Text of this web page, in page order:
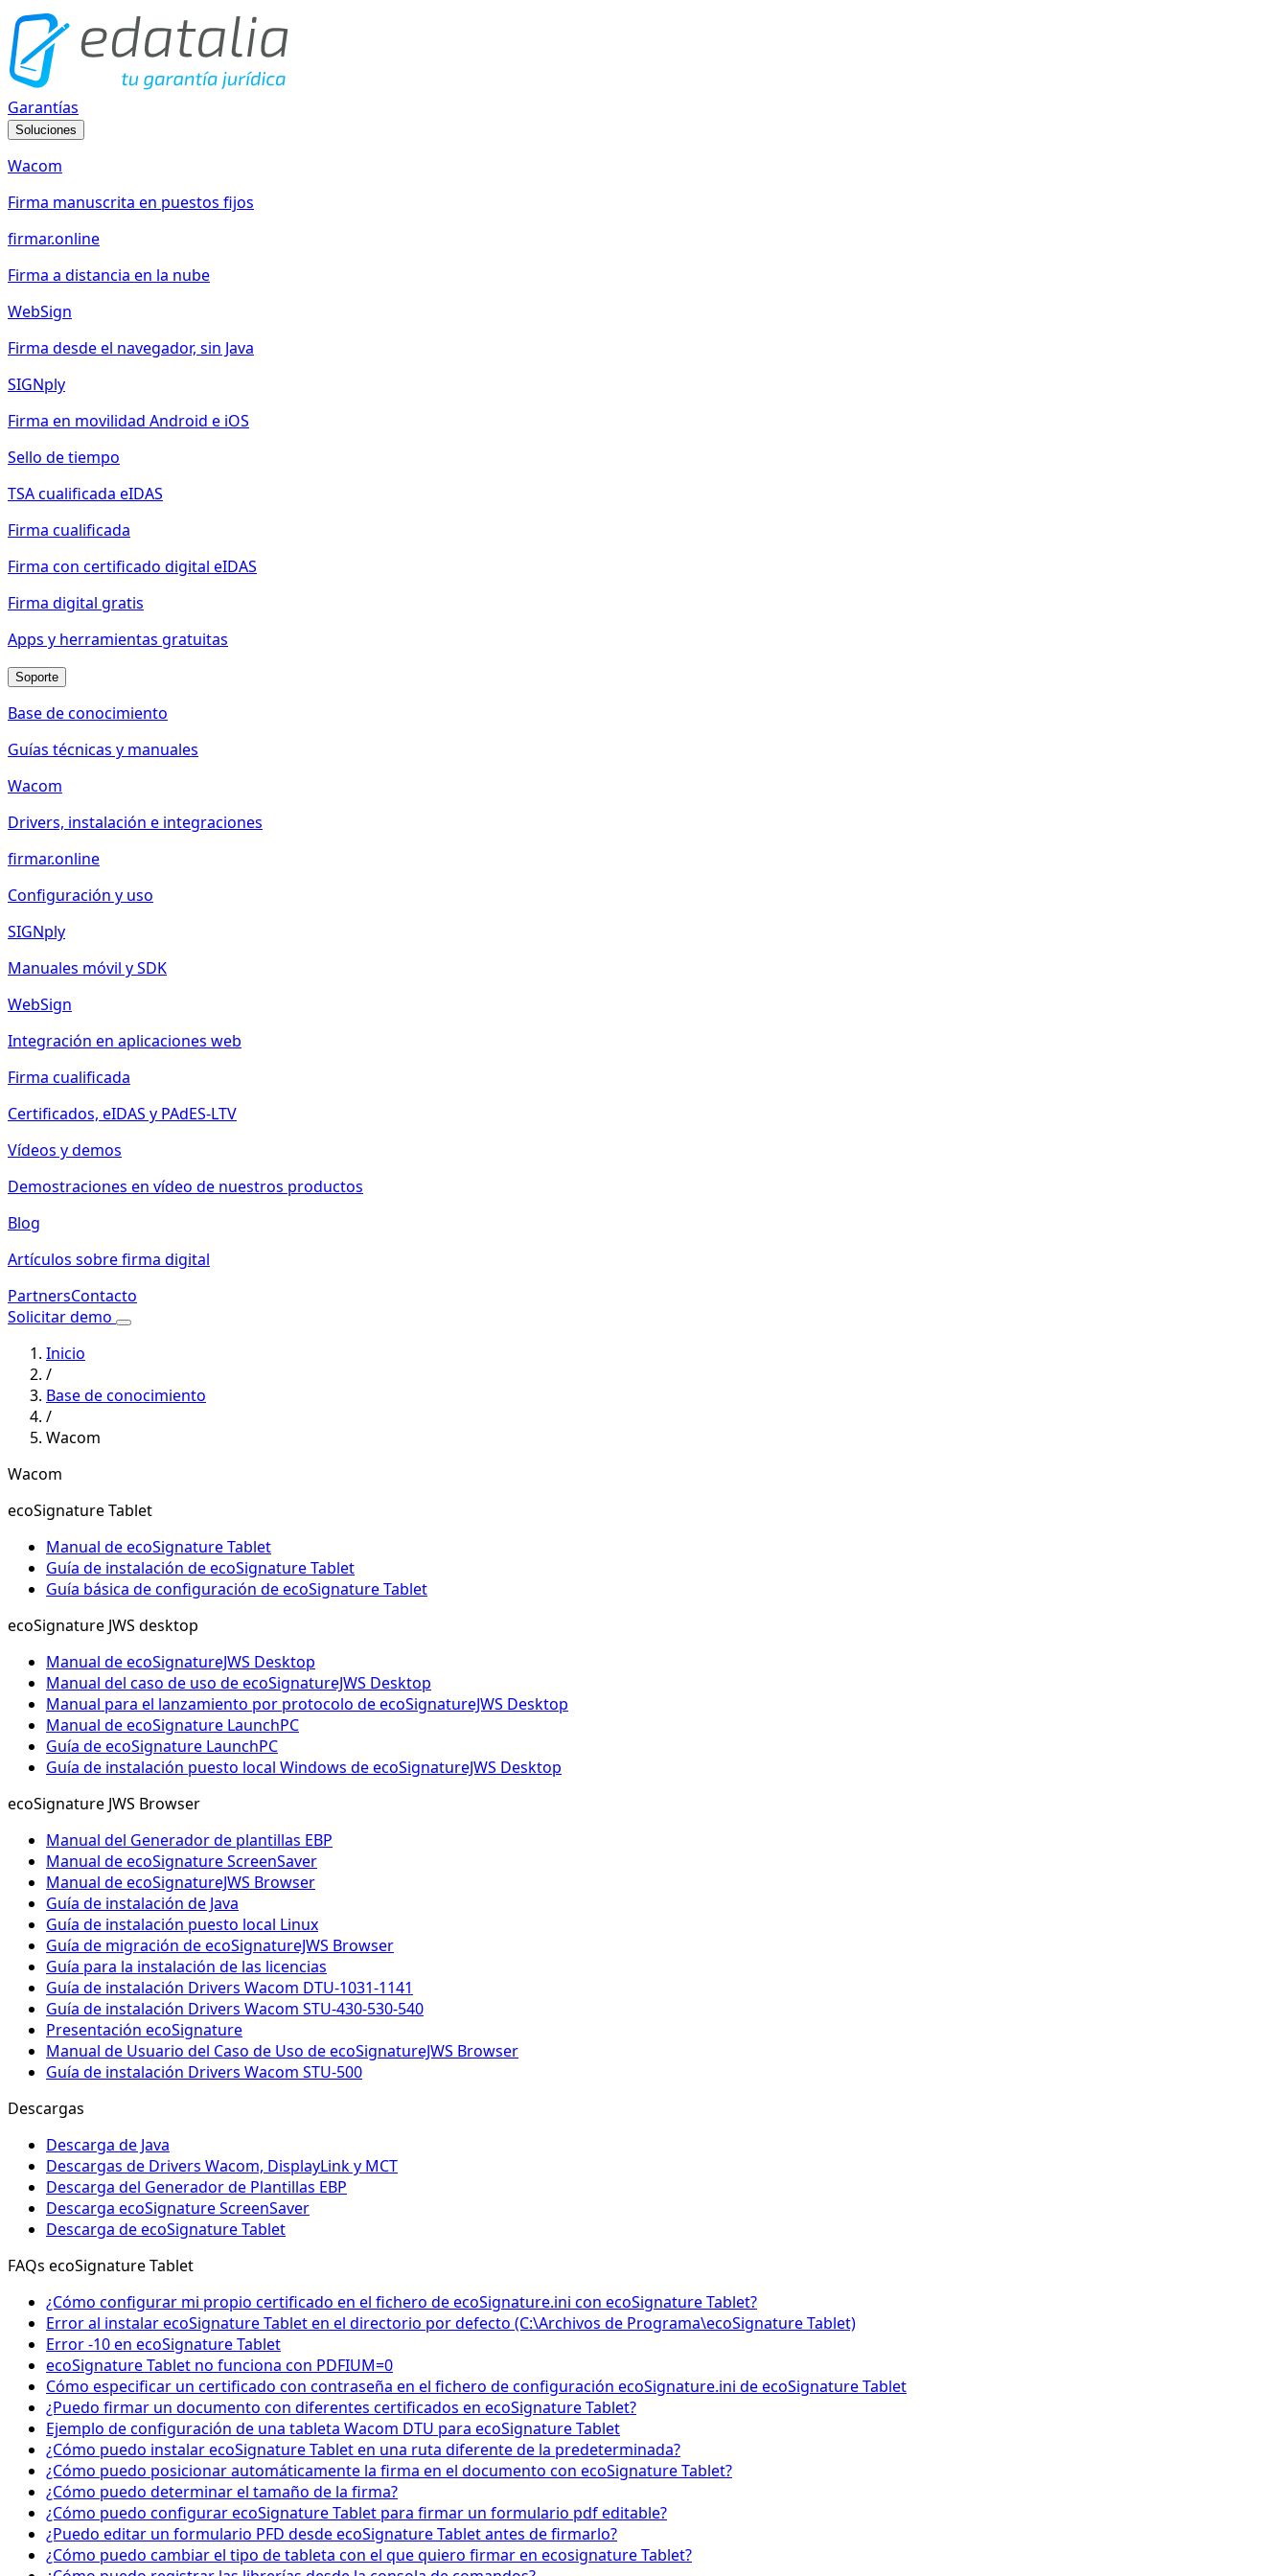
Garantías
Soluciones
Wacom
Firma manuscrita en puestos fijos
firmar.online
Firma a distancia en la nube
WebSign
Firma desde el navegador, sin Java
SIGNply
Firma en movilidad Android e iOS
Sello de tiempo
TSA cualificada eIDAS
Firma cualificada
Firma con certificado digital eIDAS
Firma digital gratis
Apps y herramientas gratuitas
Soporte
Base de conocimiento
Guías técnicas y manuales
Wacom
Drivers, instalación e integraciones
firmar.online
Configuración y uso
SIGNply
Manuales móvil y SDK
WebSign
Integración en aplicaciones web
Firma cualificada
Certificados, eIDAS y PAdES-LTV
Vídeos y demos
Demostraciones en vídeo de nuestros productos
Blog
Artículos sobre firma digital
PartnersContacto
Solicitar demo
Inicio
/
Base de conocimiento
/
Wacom
Wacom
ecoSignature Tablet
Manual de ecoSignature Tablet
Guía de instalación de ecoSignature Tablet
Guía básica de configuración de ecoSignature Tablet
ecoSignature JWS desktop
Manual de ecoSignatureJWS Desktop
Manual del caso de uso de ecoSignatureJWS Desktop
Manual para el lanzamiento por protocolo de ecoSignatureJWS Desktop
Manual de ecoSignature LaunchPC
Guía de ecoSignature LaunchPC
Guía de instalación puesto local Windows de ecoSignatureJWS Desktop
ecoSignature JWS Browser
Manual del Generador de plantillas EBP
Manual de ecoSignature ScreenSaver
Manual de ecoSignatureJWS Browser
Guía de instalación de Java
Guía de instalación puesto local Linux
Guía de migración de ecoSignatureJWS Browser
Guía para la instalación de las licencias
Guía de instalación Drivers Wacom DTU-1031-1141
Guía de instalación Drivers Wacom STU-430-530-540
Presentación ecoSignature
Manual de Usuario del Caso de Uso de ecoSignatureJWS Browser
Guía de instalación Drivers Wacom STU-500
Descargas
Descarga de Java
Descargas de Drivers Wacom, DisplayLink y MCT
Descarga del Generador de Plantillas EBP
Descarga ecoSignature ScreenSaver
Descarga de ecoSignature Tablet
FAQs ecoSignature Tablet
¿Cómo configurar mi propio certificado en el fichero de ecoSignature.ini con ecoSignature Tablet?
Error al instalar ecoSignature Tablet en el directorio por defecto (C:\Archivos de Programa\ecoSignature Tablet)
Error -10 en ecoSignature Tablet
ecoSignature Tablet no funciona con PDFIUM=0
Cómo especificar un certificado con contraseña en el fichero de configuración ecoSignature.ini de ecoSignature Tablet
¿Puedo firmar un documento con diferentes certificados en ecoSignature Tablet?
Ejemplo de configuración de una tableta Wacom DTU para ecoSignature Tablet
¿Cómo puedo instalar ecoSignature Tablet en una ruta diferente de la predeterminada?
¿Cómo puedo posicionar automáticamente la firma en el documento con ecoSignature Tablet?
¿Cómo puedo determinar el tamaño de la firma?
¿Cómo puedo configurar ecoSignature Tablet para firmar un formulario pdf editable?
¿Puedo editar un formulario PFD desde ecoSignature Tablet antes de firmarlo?
¿Cómo puedo cambiar el tipo de tableta con el que quiero firmar en ecosignature Tablet?